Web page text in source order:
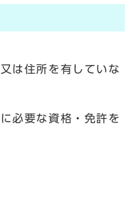
は住所を有していな
必要な資格・免許を